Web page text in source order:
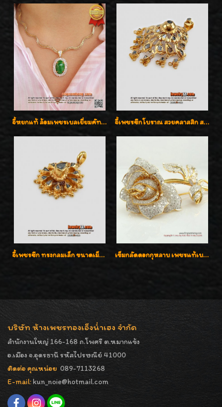
จี้หยกแท้ ล้อมเพชรเบลเยี่ยมคัท ราคาพิเศษไม่แพงค่ะ จี้เพชรซีกโบราณ สวยคลาสสิก สภาพสมบูรณ์สุดๆค่ะ
จี้เพชรซีก ทรงกลมเล็ก ขนาดเม็ดกระดุม สวยๆ เข็มกลัดดอกกุหลาบ เพชรแท้เบลเยี่ยมคัต งานปราณีตค่ะ
บริษัท ห้างเพชรทองเอ็งน่ำเฮง จำกัด
สำนักงานใหญ่ 166-168 ถ.โพศรี ต.หมากแข้ง
อ.เมือง จ.อุดรธานี รหัสไปรษณีย์ 41000
ติดต่อ คุณหน่อย 089-7113268
E-mail: kun_noie@hotmail.com